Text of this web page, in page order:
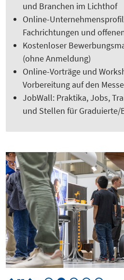
und Branchen im Lichthof
Online-
Fachrichtungen und
Kostenloser
(ohne Anmeldung)
Online-Vorträge und
Vorbereitung auf den
JobWall: Praktika, Jobs,
und Stellen für Graduierte/